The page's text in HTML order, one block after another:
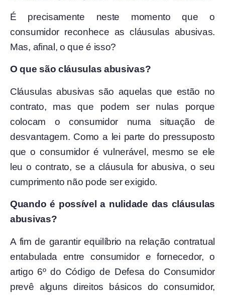
É precisamente neste momento que o
consumidor reconhece as cláusulas abusivas.
Mas, afinal, o que é isso?
O que são cláusulas abusivas?
Cláusulas abusivas são aquelas que estão no
contrato, mas que podem ser nulas porque
colocam o consumidor numa situação de
desvantagem. Como a lei parte do pressuposto
que o consumidor é vulnerável, mesmo se ele
leu o contrato, se a cláusula for abusiva, o seu
cumprimento não pode ser exigido.
Quando é possível a nulidade das cláusulas
abusivas?
A fim de garantir equilíbrio na relação contratual
entabulada entre consumidor e fornecedor, o
artigo 6º do Código de Defesa do Consumidor
prevê alguns direitos básicos do consumidor,